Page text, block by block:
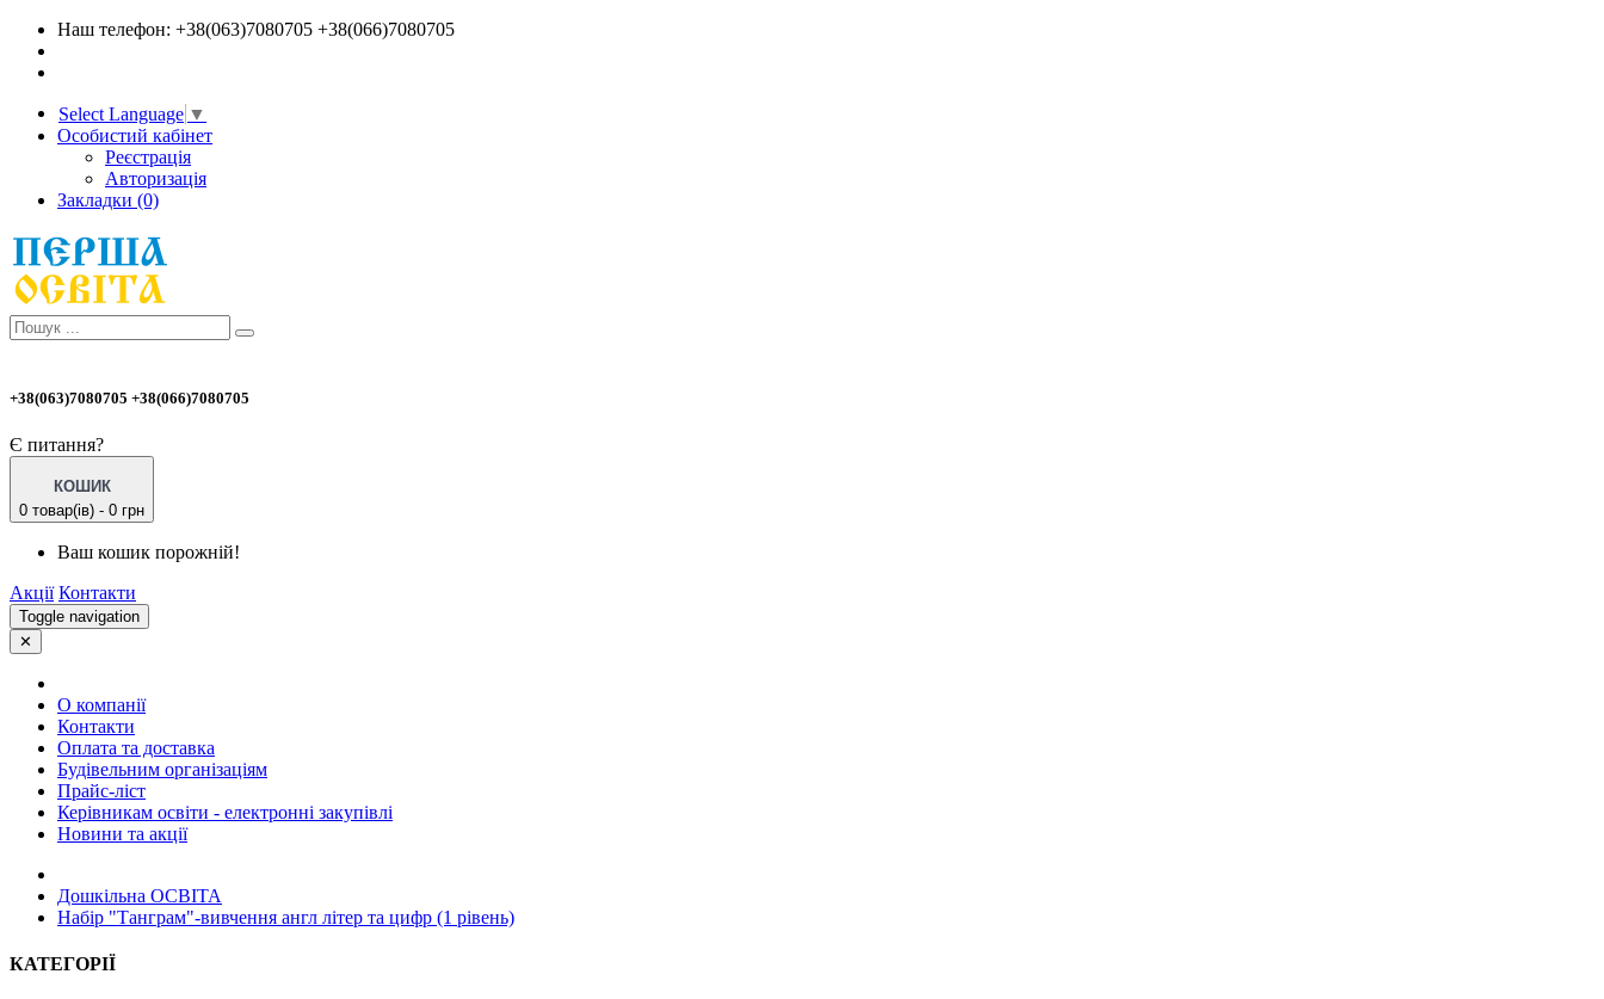
Наш телефон: +38(063)7080705 +38(066)7080705
Select Language ▼
Особистий кабінет
Реєстрація
Авторизація
Закладки (0)
+38(063)7080705 +38(066)7080705
Є питання?
КОШИК
0 товар(ів) - 0 грн
Ваш кошик порожній!
Акції Контакти
Toggle navigation
✕
О компанії
Контакти
Оплата та доставка
Будівельним організаціям
Прайс-ліст
Керівникам освіти - електронні закупівлі
Новини та акції
Дошкільна ОСВIТА
Набір "Танграм"-вивчення англ літер та цифр (1 рівень)
КАТЕГОРІЇ